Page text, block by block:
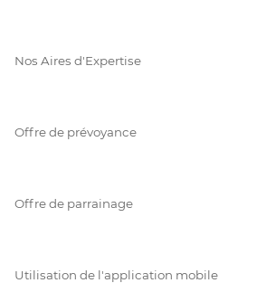
Nos Aires d'Expertise
Offre de prévoyance
Offre de parrainage
Utilisation de l'application mobile